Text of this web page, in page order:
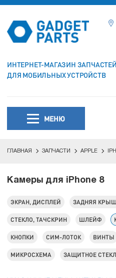
ИНТЕРНЕТ-МАГАЗИН ЗАПЧАСТЕЙ
ДЛЯ МОБИЛЬНЫХ УСТРОЙСТВ
МЕНЮ
ГЛАВНАЯ ЗАПЧАСТИ APPLE
Камеры для iPhone 8
ЭКРАН, ДИСПЛЕЙ ЗАДНЯЯ
СТЕКЛО, ТАЧСКРИН ШЛЕЙФ
КНОПКИ СИМ-ЛОТОК ВИНТЫ
МИКРОСХЕМА ЗАЩИТНОЕ